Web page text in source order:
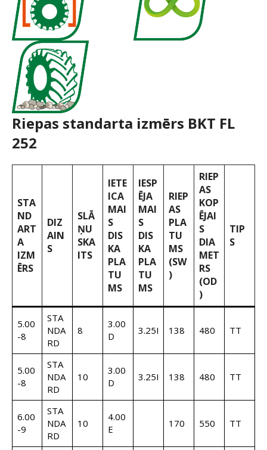
Riepas standarta izmērs BKT FL
252
STA
ND
ART
A
IZM
ĒRS
DIZ
AIN
S
SLĀ
ŅU
SKA
ITS
IETE
ICA
MAI
S
DIS
KA
PLA
TU
MS
IESP
ĒJA
MAI
S
DIS
KA
PLA
TU
MS
RIEP
AS
PLA
TU
MS
(SW
)
RIEP
AS
KOP
ĒJAI
S
DIA
MET
RS
(OD
)
TIP
S
5.00
-8
STA
NDA
RD
8
3.00
D
3.25I 138 480 TT
5.00
-8
STA
NDA
RD
10
3.00
D
3.25I 138 480 TT
6.00
-9
STA
NDA
RD
10
4.00
E
170 550 TT